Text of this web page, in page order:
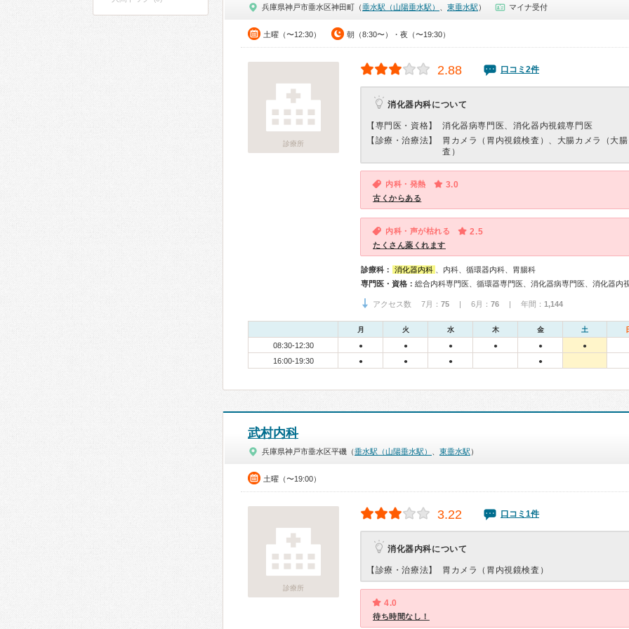
兵庫県神戸市垂水区神田町（垂水駅（山陽垂水駅） 東垂水駅 ） マイナ受付
土曜（〜12:30） 朝（8:30〜）・夜（〜19:30）
診療所
2.88 口コミ2件
消化器内科について
【専門医・資格】
消化器病専門医、消化器内視鏡専門医
【診療・治療法】
胃カメラ（胃内視鏡検査）、大腸カメラ（大
査）
内科・発熱 3.0
古くからある
内科・声が枯れる 2.5
たくさん薬くれます
診療科： 消化器内科
、内科、循環器内科、胃腸科
専門医・資格：
アクセス数 7月： 75 | 6月： 76 | 年間： 1,144
月 火 水 木 金 土
08:30-12:30 ● ● ● ● ● ●
16:00-19:30 ● ● ● ●
武村内科
兵庫県神戸市垂水区平磯（垂水駅（山陽垂水駅） 東垂水駅 ）
土曜（〜19:00）
診療所
3.22 口コミ1件
消化器内科について
【診療・治療法】 胃カメラ（胃内視鏡検査）
4.0
待ち時間なし！